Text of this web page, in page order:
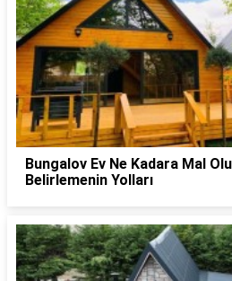
Bungalov Ev Ne Kadara Mal
Belirlemenin Yolları